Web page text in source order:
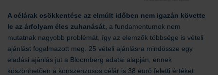
A célárak csökkentése az elmúlt időben nem igazán követte
le az árfolyam éles zuhanását, a fundamentumok nem
mutatnak nagyobb problémát, így az elemzők többsége is vételi
ajánlást fogalmazott meg. 25 vételi ajánlásra mindössze egy
eladási ajánlás jut a Bloomberg adatai alapján, ennek
köszönhetően a konszenzusos célár is 38 euró feletti értéket